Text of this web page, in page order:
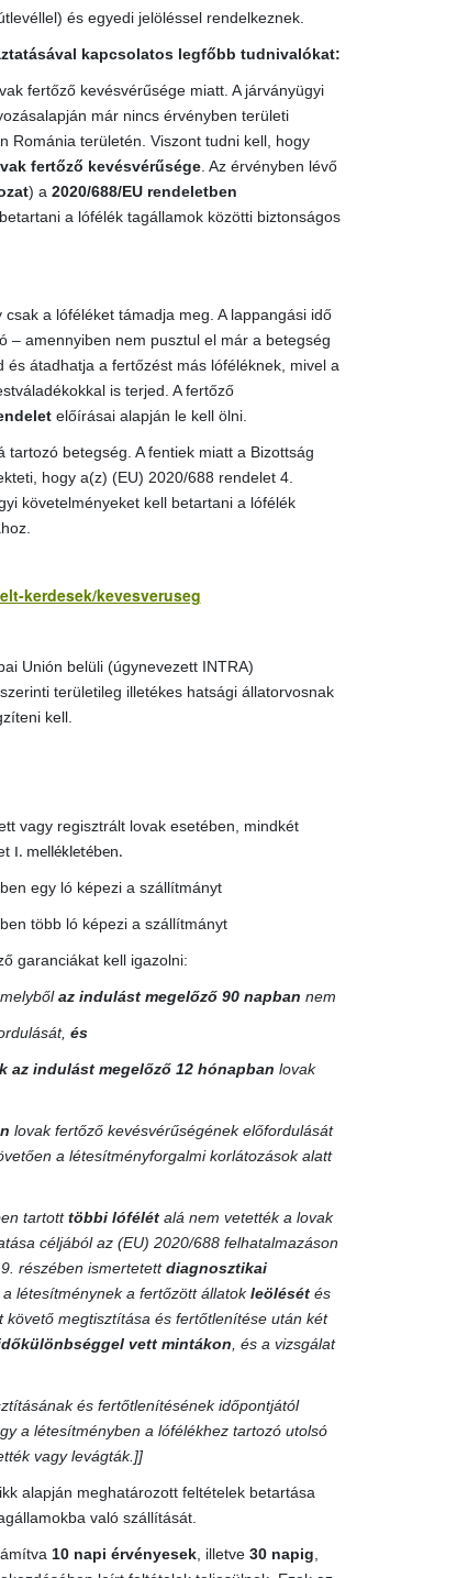
és egyedi jelöléssel rendelkeznek.
kapcsolatos legfőbb tudnivalókat:
fertőző kevésvérűsége miatt. A járványügyi
már nincs érvényben területi
Románia területén. Viszont tudni kell, hogy
fertőző kevésvérűsége. Az érvényben lévő
) a 2020/688/EU rendeletben
a lófélék tagállamok közötti biztonságos
a lóféléket támadja meg. A lappangási idő
– amennyiben nem pusztul el már a betegség
átadhatja a fertőzést más lóféléknek, mivel a
is terjed. A fertőző
előírásai alapján le kell ölni.
betegség. A fentiek miatt a Bizottság
hogy a(z) (EU) 2020/688 rendelet 4.
követelményeket kell betartani a lófélék
kerdesek/kevesveruseg
Unión belüli (úgynevezett INTRA)
területileg illetékes hatsági állatorvosnak
kell.
vagy regisztrált lovak esetében, mindkét
I. mellékletében.
egy ló képezi a szállítmányt
több ló képezi a szállítmányt
garanciákat kell igazolni:
az indulást megelőző 90 napban nem
és
az indulást megelőző 12 hónapban lovak
lovak fertőző kevésvérűségének előfordulását
a létesítményforgalmi korlátozások alatt
tartotttöbbi lófélétalá nem vetették a lovak
céljából az (EU) 2020/688 felhatalmazáson
részében ismertetettdiagnosztikai
létesítménynek a fertőzött állatokleölésétés
megtisztítása és fertőtlenítése után két
vett mintákon, és a vizsgálat
és fertőtlenítésének időpontjától
a létesítményben a lófélékhez tartozó utolsó
vagy levágták.]]
alapján meghatározott feltételek betartása
való szállítását.
10 napi érvényesek, illetve 30 napig,